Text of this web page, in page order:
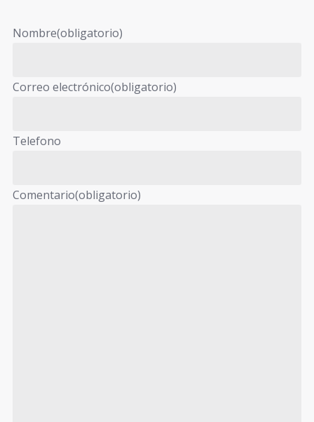
Nombre(obligatorio)
Correo electrónico(obligatorio)
Telefono
Comentario(obligatorio)